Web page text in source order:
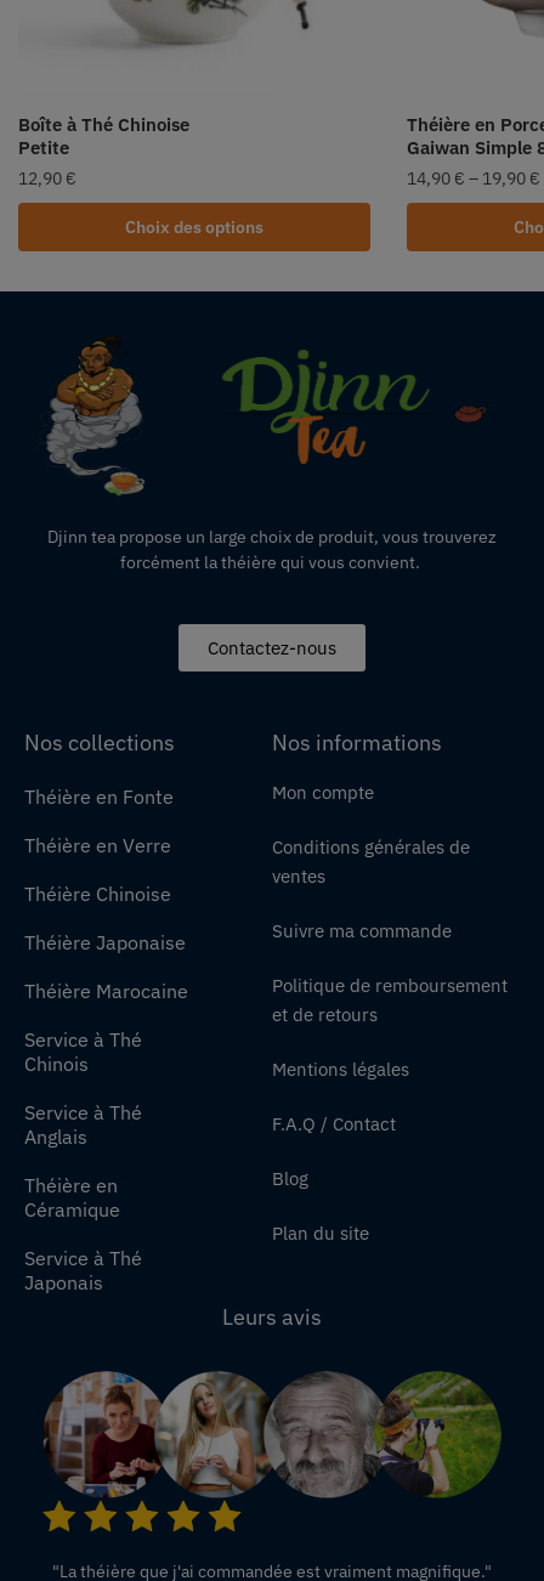
Boîte à Thé Chinoise
Petite
12,90 €
Choix des options
Théière en
Gaiwan Simple
14,90 € – 19,90 €
Djinn tea propose un large choix de produit, vous trouverez
forcément la théière qui vous convient.
Contactez-nous
Nos collections
Théière en Fonte
Théière en Verre
Théière Chinoise
Théière Japonaise
Théière Marocaine
Service à Thé
Chinois
Service à Thé
Anglais
Théière en
Céramique
Service à Thé
Japonais
Nos informations
Mon compte
Conditions générales de
ventes
Suivre ma commande
Politique de remboursement
et de retours
Mentions légales
F.A.Q / Contact
Blog
Plan du site
Leurs avis
"La théière que j'ai commandée est vraiment magnifique."